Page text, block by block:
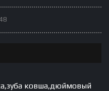
ковша,дюймовый